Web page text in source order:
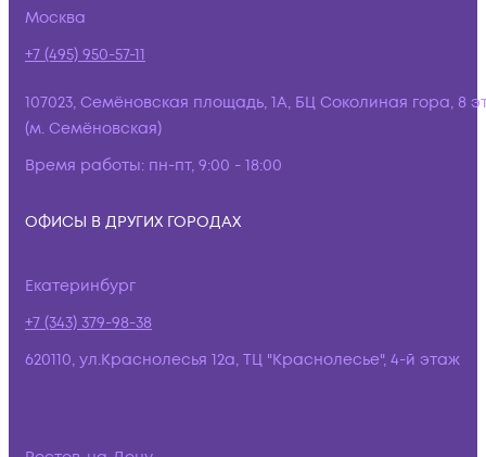
Москва
+7 (495) 950-57-11
107023, Семёновская площадь, 1А, БЦ Соколиная гора, 8
(м. Семёновская)
Время работы: пн-пт, 9:00 - 18:00
ОФИСЫ В ДРУГИХ ГОРОДАХ
Екатеринбург
+7 (343) 379-98-38
620110, ул.Краснолесья 12а, ТЦ "Краснолесье", 4-й этаж